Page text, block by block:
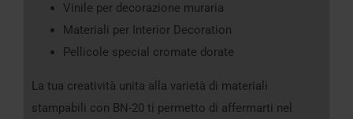
Vinile per decorazione muraria
Materiali per Interior Decoration
Pellicole special cromate dorate
La tua creatività unita alla varietà di materiali
stampabili con BN-20 ti permetto di affermarti nel